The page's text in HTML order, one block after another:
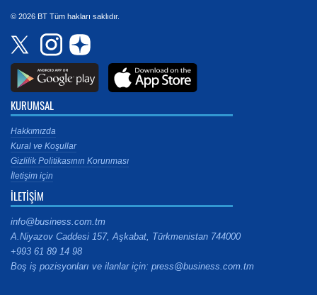
© 2026 BT Tüm hakları saklıdır.
KURUMSAL
Hakkımızda
Kural ve Koşullar
Gizlilik Politikasının Korunması
İletişim için
İLETİŞİM
info@business.com.tm
A.Niyazov Caddesi 157, Aşkabat, Türkmenistan 744000
+993 61 89 14 98
Boş iş pozisyonları ve ilanlar için: press@business.com.tm